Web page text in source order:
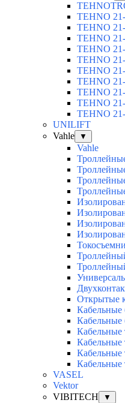
TEHNO
TEHNO
TEHNO
TEHNO
TEHNO
TEHNO
TEHNO
TEHNO
TEHNO
TEHNO
UNILIFT
Vahle
▼
Vahle
Открытые
Кабельные
Кабельные
Кабельные
Кабельные
VASEL
Vektor
VIBITECH
▼